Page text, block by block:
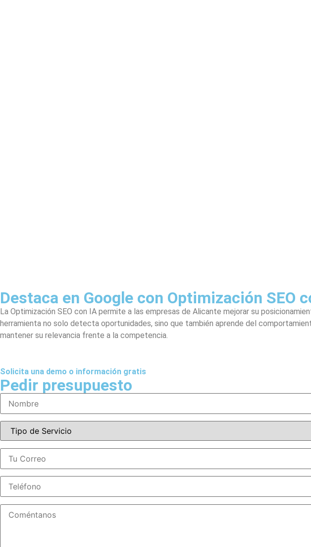
Destaca en Google con Optimización SEO
La Optimización SEO con IA permite a las empresas de Alicante mejorar su
herramienta no solo detecta oportunidades, sino que también aprende del
mantener su relevancia frente a la competencia.
Solicita una demo o información gratis
Pedir presupuesto